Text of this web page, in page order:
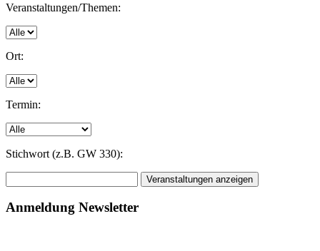
Veranstaltungen/Themen:
Ort:
Termin:
Stichwort (z.B. GW 330):
Anmeldung Newsletter